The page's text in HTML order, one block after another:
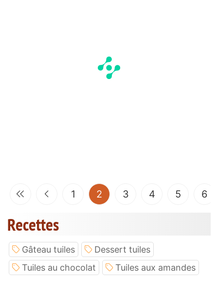
1 2 (current)
3 4 5 6
Recettes
Gâteau tuiles
Dessert tuiles
Tuiles au chocolat
Tuiles aux amandes